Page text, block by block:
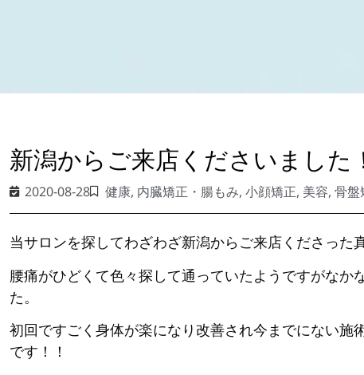
新潟からご来店くださいました
2020-08-28 健康, 内臓矯正・腸もみ, 小顔矯正, 美容, 骨盤
当サロンを探してわざわざ新潟からご来店くださった
腰痛がひどくて色々探して通っていたようですがなか
た。
初回ですごく身体が楽になり改善され今までにない
です！！